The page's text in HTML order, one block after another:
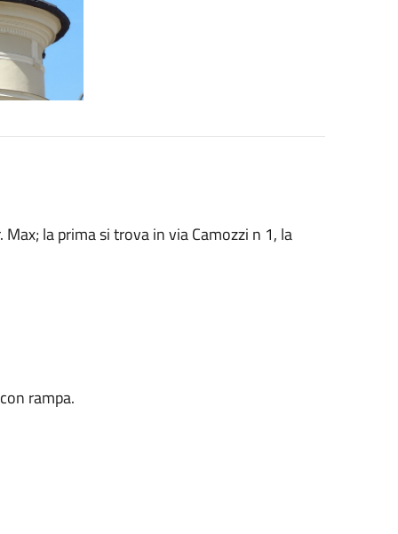
la prima si trova in via Camozzi n 1, la
rampa.